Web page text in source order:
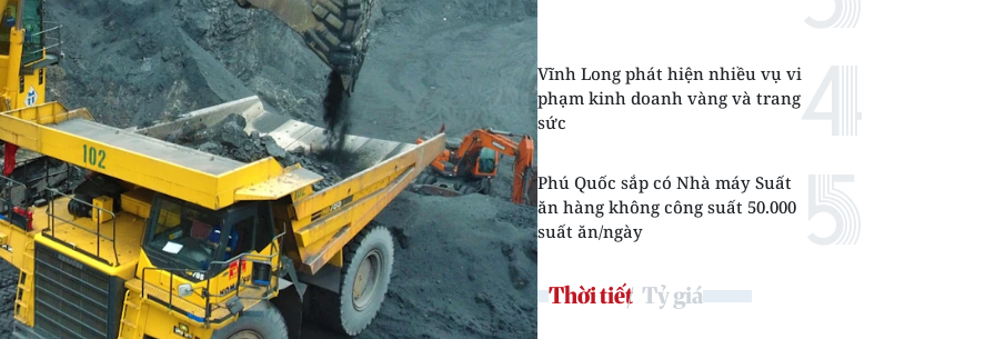
Vĩnh Long phát hiện nhiều vụ vi
phạm kinh doanh vàng và trang
sức
Phú Quốc sắp có Nhà máy Suất
ăn hàng không công suất 50.000
suất ăn/ngày
Thời tiết Tỷ giá